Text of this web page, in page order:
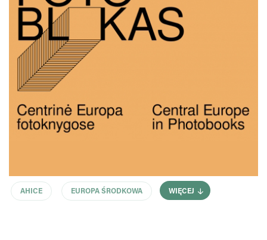
AHICE EUROPA ŚRODKOWA WIĘCEJ